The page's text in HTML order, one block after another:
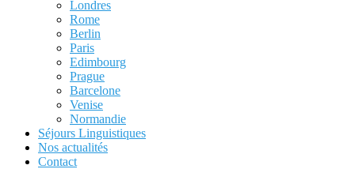
Londres
Rome
Berlin
Paris
Edimbourg
Prague
Barcelone
Venise
Normandie
Séjours Linguistiques
Nos actualités
Contact